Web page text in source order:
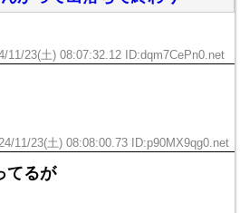
11/23(土) 08:07:32.12 ID:dqm7CePn0.net
11/23(土) 08:08:00.73 ID:p90MX9qg0.net
てるが